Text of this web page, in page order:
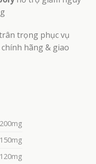
trọng phục vụ
hãng & giao
200mg
150mg
120mg